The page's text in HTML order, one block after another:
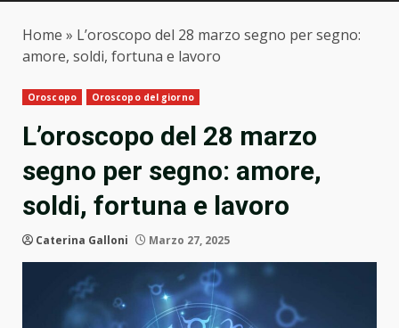
Home » L’oroscopo del 28 marzo segno per segno:
amore, soldi, fortuna e lavoro
Oroscopo Oroscopo del giorno
L’oroscopo del 28 marzo
segno per segno: amore,
soldi, fortuna e lavoro
Caterina Galloni Marzo 27, 2025